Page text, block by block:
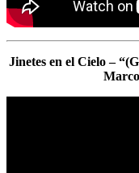
Jinetes en el Cielo –